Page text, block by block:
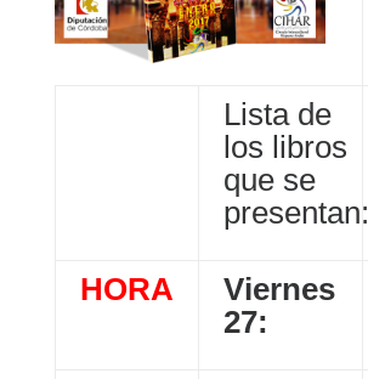
Lista de
los libros
que se
presentan:
HORA
Viernes
27: